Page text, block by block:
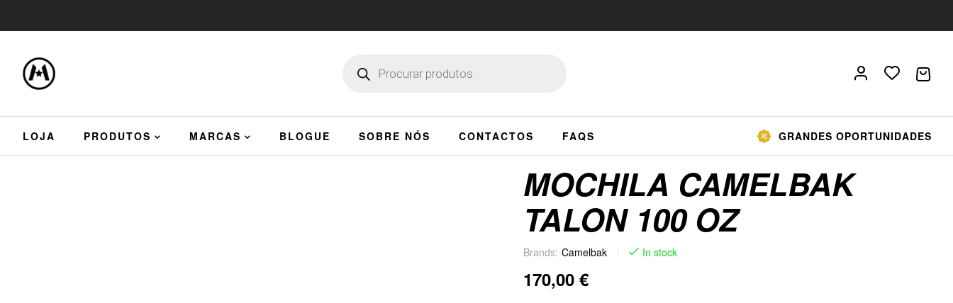
LOJA PRODUTOS MARCAS BLOGUE SOBRE NÓS CONTACTOS FAQS GRANDES OPORTUNIDADES
MOCHILA CAMELBAK
TALON 100 OZ
Brands: Camelbak In stock
170,00 €